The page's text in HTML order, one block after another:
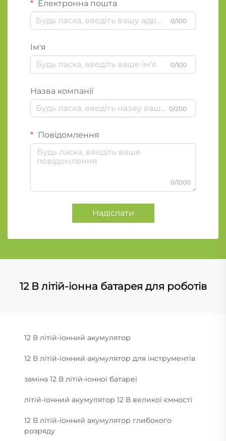
Електронна пошта
0/100
Ім'я
0/100
Назва компанії
0/200
Повідомлення
0/1000
Надіслати
12 В літій-іонна батарея для роботів
12 В літій-іонний акумулятор
12 В літій-іонний акумулятор для інструментів
заміна 12 В літій-іонної батареї
літій-іонний акумулятор 12 В великої ємності
12 В літій-іонний акумулятор глибокого
розряду